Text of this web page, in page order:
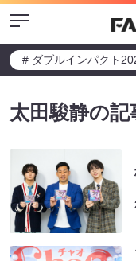
Menu
# ダブルインパクト
太田駿静の記